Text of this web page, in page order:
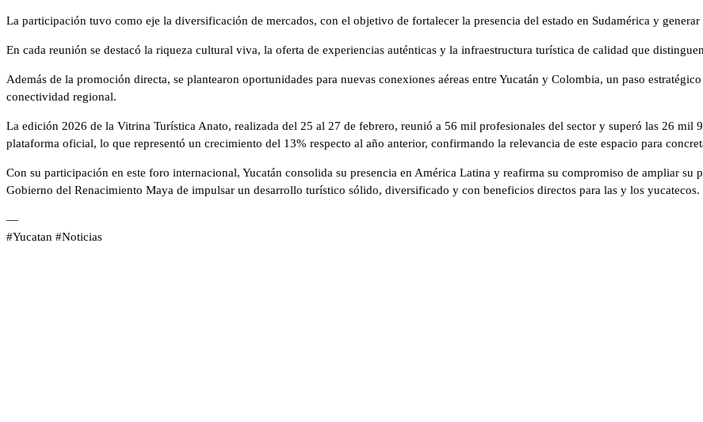
La participación tuvo como eje la diversificación de mercados, con el objetivo de fortalecer la presencia del estado en Sudamérica y
En cada reunión se destacó la riqueza cultural viva, la oferta de experiencias auténticas y la infraestructura turística de calidad que
Además de la promoción directa, se plantearon oportunidades para nuevas conexiones aéreas entre Yucatán y Colombia, un paso
conectividad regional.
La edición 2026 de la Vitrina Turística Anato, realizada del 25 al 27 de febrero, reunió a 56 mil profesionales del sector y superó las 26 mil
plataforma oficial, lo que representó un crecimiento del 13% respecto al año anterior, confirmando la relevancia de este espacio para
Con su participación en este foro internacional, Yucatán consolida su presencia en América Latina y reafirma su compromiso de ampliar
Gobierno del Renacimiento Maya de impulsar un desarrollo turístico sólido, diversificado y con beneficios directos para las y los yucatecos.
—
#Yucatan #Noticias